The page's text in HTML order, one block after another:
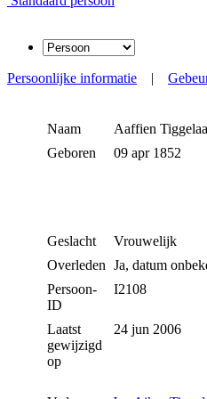
Persoonlijke informatie |
Naam Aaffien
Geboren
09 apr 1852
Geslacht
Vrouwelijk
Overleden Ja, datum
Persoon-
ID
I2108
Laatst
gewijzigd
op
24 jun 2006